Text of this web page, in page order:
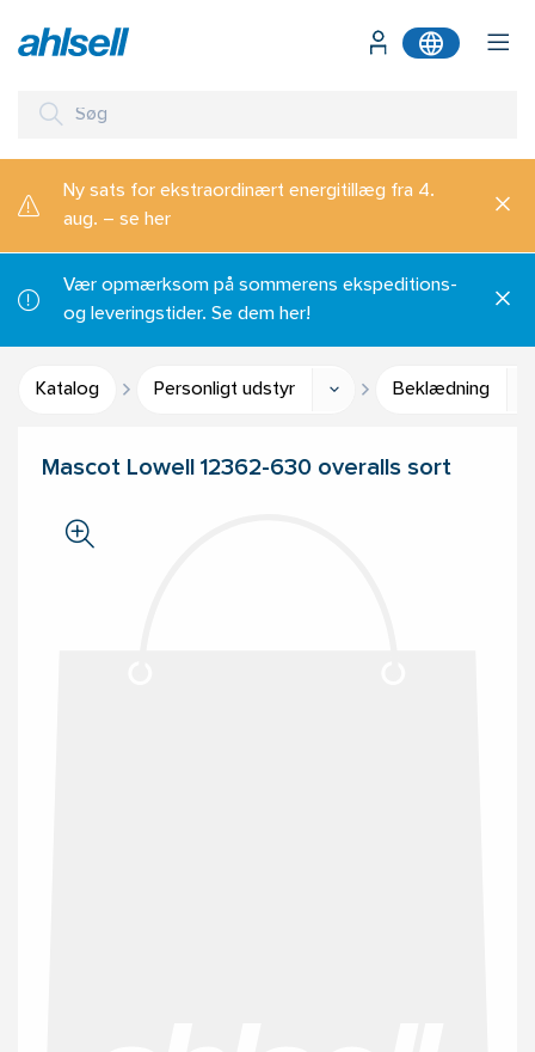
Ny sats for ekstraordinært energitillæg fra 4.
aug. – se her
Vær opmærksom på sommerens ekspeditions-
og leveringstider. Se dem her!
Katalog Personligt udstyr Beklædning
Mascot Lowell 12362-630 overalls sort